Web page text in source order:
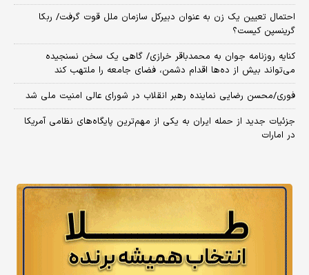
احتمال تعیین یک زن به عنوان دبیرکل سازمان ملل قوت گرفت/ ربکا
گرینسپن کیست؟
کنایه روزنامه جوان به محمدباقر خرازی/ گاهی یک سخن نسنجیده
می‌تواند بیش از ده‌ها اقدام دشمن، فضای جامعه را ملتهب کند
فوری/محسن رضایی نماینده رهبر انقلاب در شورای عالی امنیت ملی شد
جزئیات جدید از حمله ایران به یکی از مهم‌ترین پایگاه‌های نظامی آمریکا
در امارات